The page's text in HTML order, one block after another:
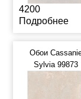
4200
Подробнее
Обои
Sylvia 99873